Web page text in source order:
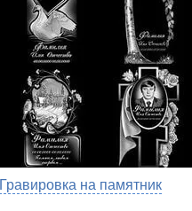
Гравировка на памятник